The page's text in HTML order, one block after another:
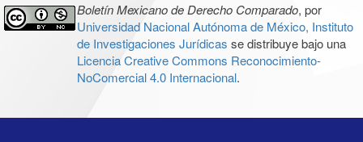
Boletín Mexicano de Derecho Comparado, por
Universidad Nacional Autónoma de México, Instituto
de Investigaciones Jurídicas se distribuye bajo una
Licencia Creative Commons Reconocimiento-
NoComercial 4.0 Internacional.